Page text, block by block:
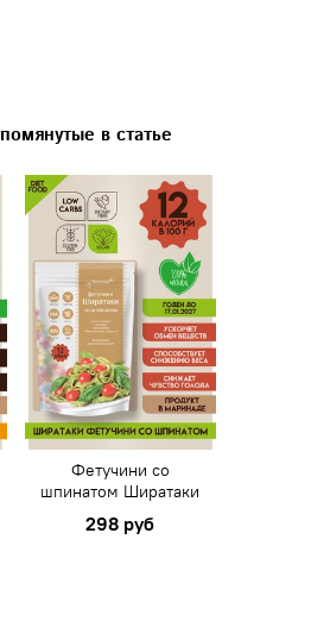
в статье
Фетучини со
шпинатом Ширатаки
298 руб